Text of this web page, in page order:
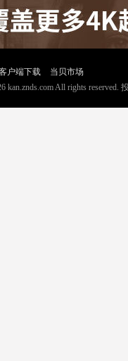
户端下载
当贝市场
kan.znds.com All rights reserved.